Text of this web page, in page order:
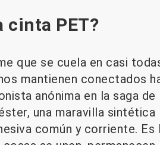
cinta PET?
que se cuela en casi
mantienen conectados
anónima en la saga de
una maravilla sintética
común y corriente. Es